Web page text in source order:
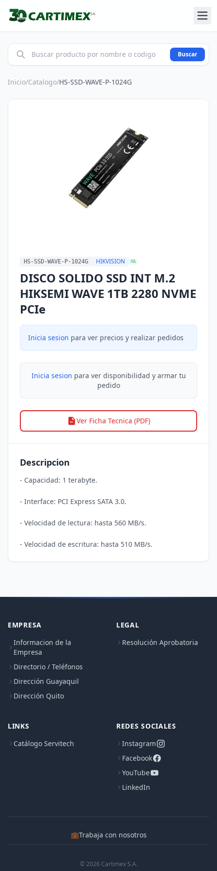
Buscar
Inicio/Catalogo/HS-SSD-WAVE-P-1024G
HS-SSD-WAVE-P-1024G HIKVISION MA
DISCO SOLIDO SSD INT M.2
HIKSEMI WAVE 1TB 2280 NVME
PCIe
Inicia sesion para ver precios y realizar pedidos
Inicia sesion para ver disponibilidad y armar tu
pedido
Ver Ficha Tecnica (PDF)
Descripcion
- Capacidad: 1 terabyte.
- Interface: PCI Express SATA 3.0.
- Velocidad de lectura: hasta 560 MB/s.
EMPRESA
Informacion de la
Empresa
Directorio / Teléfonos
Dirección Guayaquil
Dirección Quito
LEGAL
Resolución Aprobatoria
LINKS
Catálogo Servitech
REDES SOCIALES
Instagram
Facebook
YouTube
LinkedIn
💼Trabaja con nosotros
© 2026 Cartimex S.A.